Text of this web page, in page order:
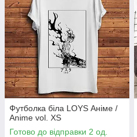
Футболка біла LOYS Аніме /
Anime vol. XS
Готово до відправки 2 од.